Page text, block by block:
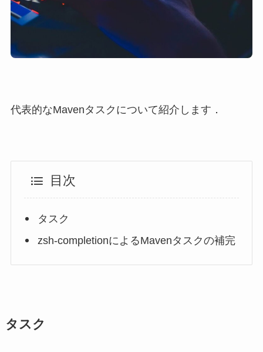
代表的なMavenタスクについて紹介します．
目次
タスク
zsh-completionによるMavenタスクの補完
タスク